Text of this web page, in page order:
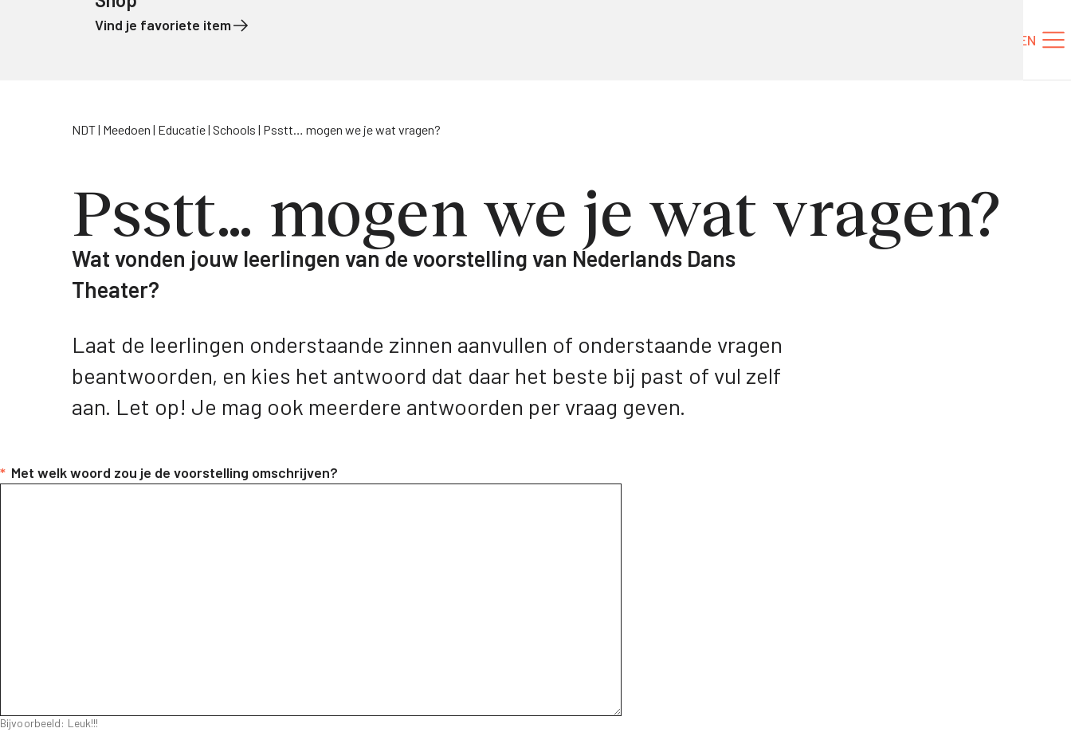
EN
Vind je favoriete item
NDT Meedoen Educatie Schools Psstt… mogen we je wat vragen?
Psstt… mogen we je wat vragen?
Wat vonden jouw leerlingen van de voorstelling van Nederlands Dans
Theater?
Laat de leerlingen onderstaande zinnen aanvullen of onderstaande vragen
beantwoorden, en kies het antwoord dat daar het beste bij past of vul zelf
aan. Let op! Je mag ook meerdere antwoorden per vraag geven.
* Met welk woord zou je de voorstelling omschrijven?
Bijvoorbeeld: Leuk!!!